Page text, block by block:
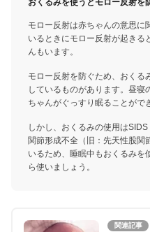
モロー反射は赤ちゃんの意思に
いるときにモロー反射が起きる
んもいます。
モロー反射を防ぐため、おくる
しているものがあります。昼
ちゃんがぐっすり眠ることがで
しかし、おくるみの使用は
関節形成不全（旧：先天性股関
いるため、睡眠中もおくるみを
ら使いましょう。
関連記事